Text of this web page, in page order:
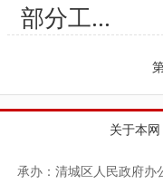
部分工...
第
关于本网
承办：清城区人民政府办